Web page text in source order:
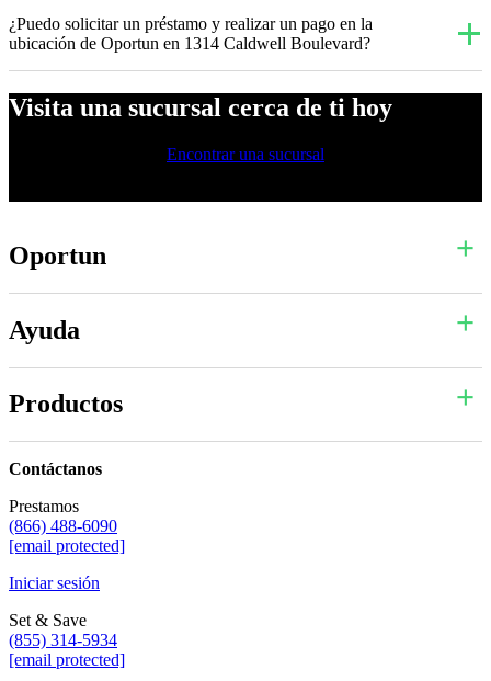
¿Puedo solicitar un préstamo y realizar un pago en la
ubicación de Oportun en 1314 Caldwell Boulevard?
Visita una sucursal cerca de ti hoy
Encontrar una sucursal
Oportun
Ayuda
Productos
Contáctanos
Prestamos
(866) 488-6090
[email protected]
Iniciar sesión
Set & Save
(855) 314-5934
[email protected]